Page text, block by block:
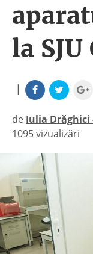
la SJU
|
de Iulia Drăghici
|
1095 vizualizări